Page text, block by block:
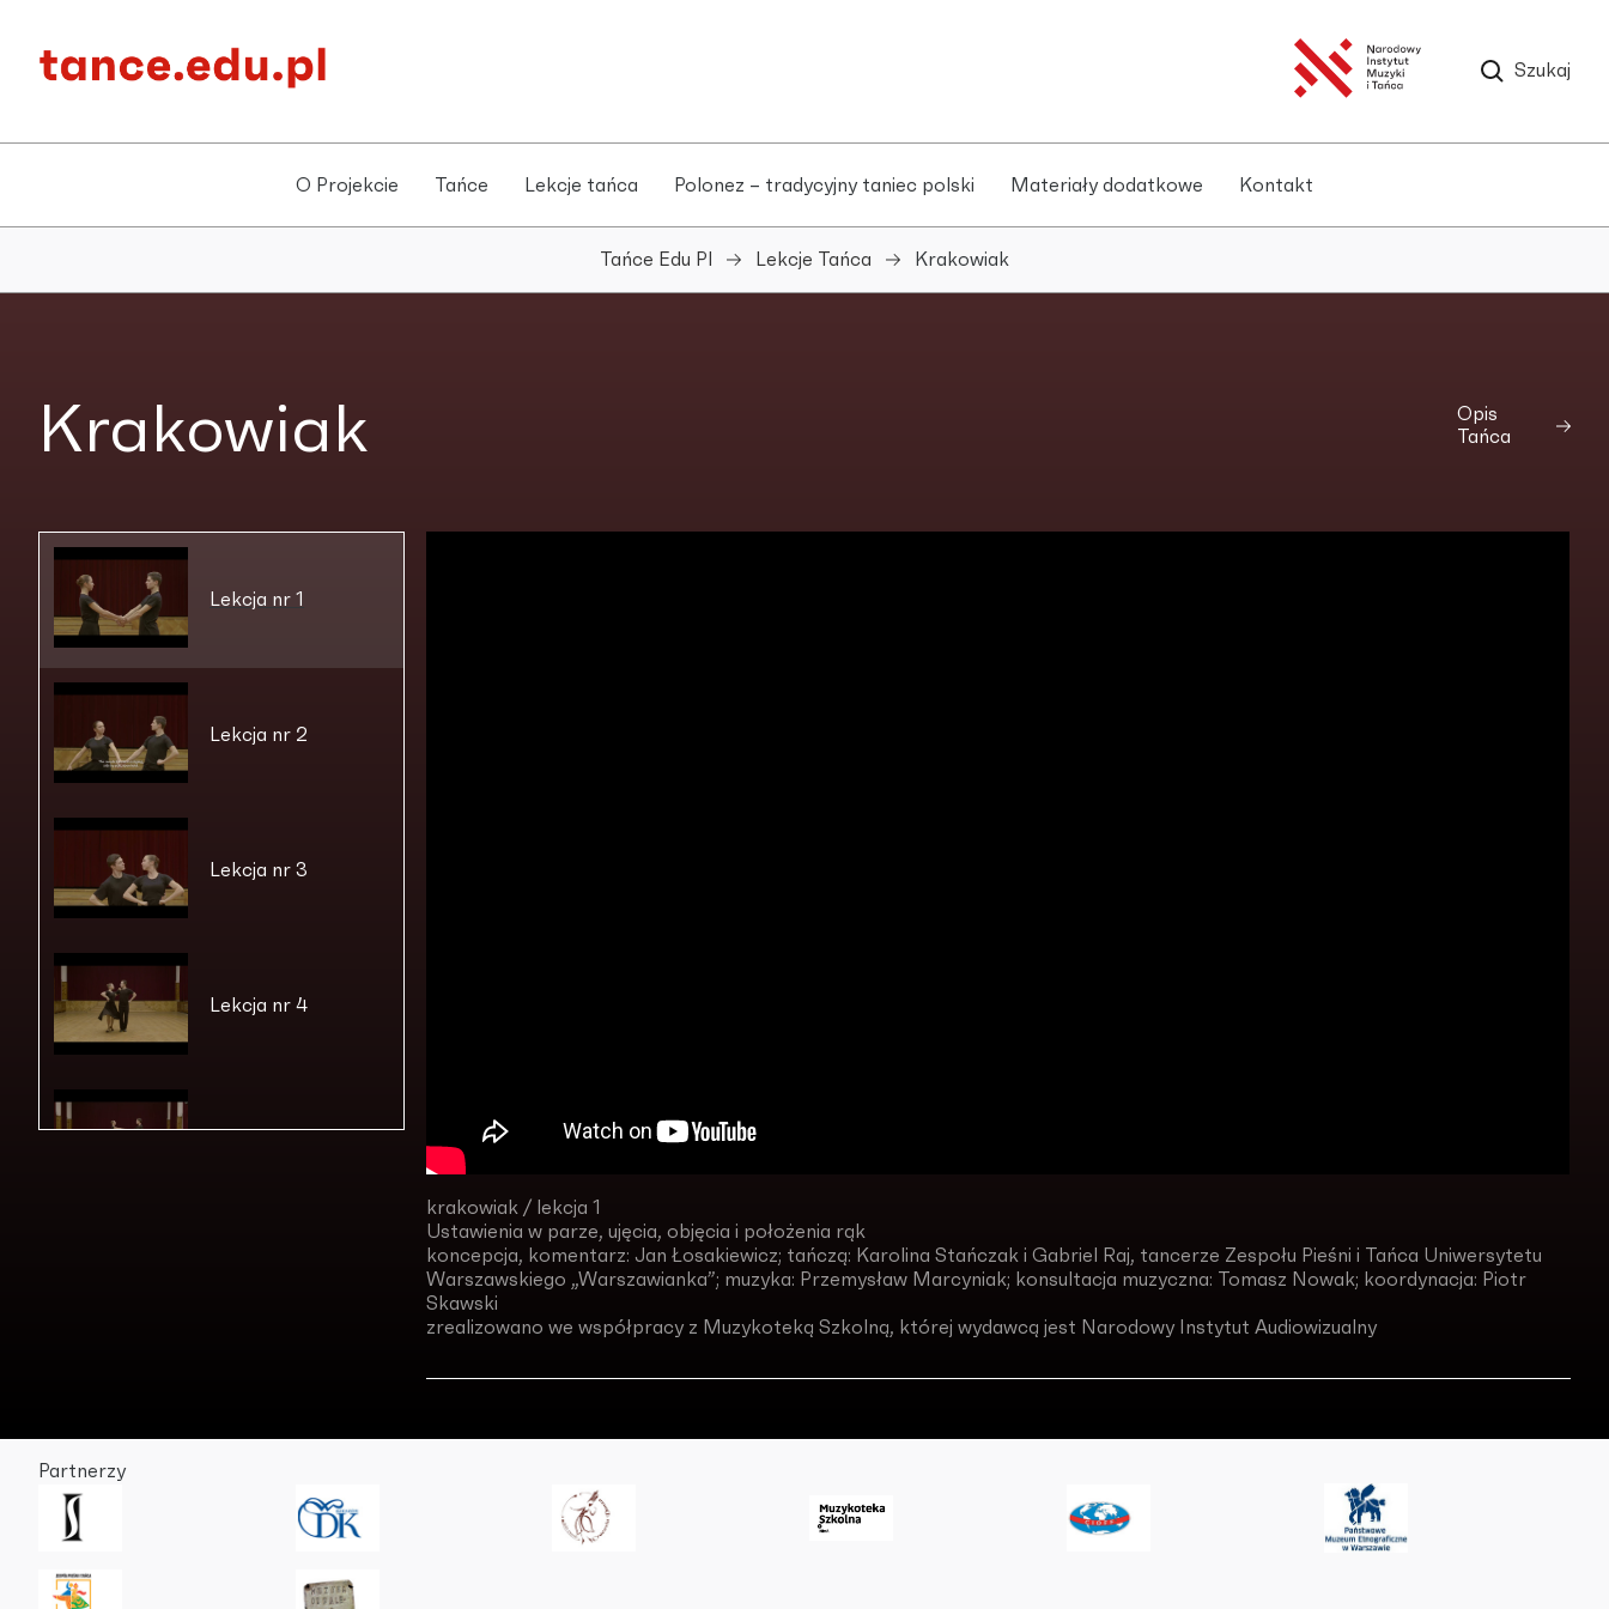
Szukaj
O Projekcie Tańce Lekcje tańca Polonez – tradycyjny taniec polski Materiały dodatkowe Kontakt
Tańce Edu Pl Lekcje Tańca Krakowiak
Krakowiak
Opis
Tańca
Lekcja nr 1
Lekcja nr 2
Lekcja nr 3
Lekcja nr 4
krakowiak / lekcja 1
Ustawienia w parze, ujęcia, objęcia i położenia rąk
koncepcja, komentarz: Jan Łosakiewicz; tańczą: Karolina Stańczak i Gabriel Raj, tancerze Zespołu Pieśni i Tańca Uniwersytetu
Warszawskiego „Warszawianka”; muzyka: Przemysław Marcyniak; konsultacja muzyczna: Tomasz Nowak; koordynacja: Piotr
Skawski
zrealizowano we współpracy z Muzykoteką Szkolną, której wydawcą jest Narodowy Instytut Audiowizualny
Partnerzy